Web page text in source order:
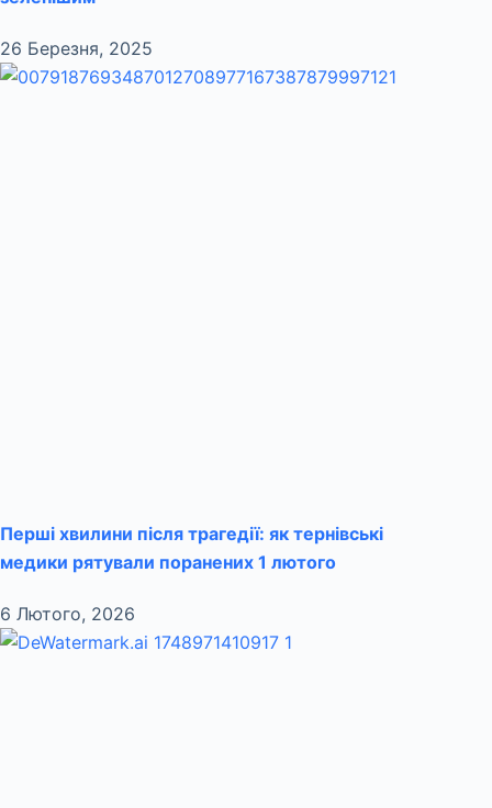
26 Березня, 2025
Перші хвилини після трагедії: як тернівські
медики рятували поранених 1 лютого
6 Лютого, 2026